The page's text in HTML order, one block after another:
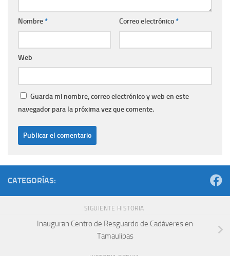
Nombre* Correo electrónico*
Web
Guarda mi nombre, correo electrónico y web en este
navegador para la próxima vez que comente.
CATEGORÍAS:
SIGUIENTE HISTORIA
Inauguran Centro de Resguardo de Cadáveres en
Tamaulipas